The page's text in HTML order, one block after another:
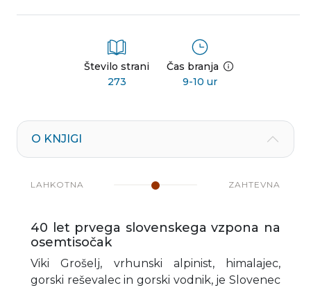
Število strani
273
Čas branja
9-10 ur
O KNJIGI
LAHKOTNA ZAHTEVNA
40 let prvega slovenskega vzpona na
osemtisočak
Viki Grošelj, vrhunski alpinist, himalajec,
gorski reševalec in gorski vodnik, je Slovenec